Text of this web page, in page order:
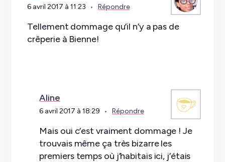
6 avril 2017 à 11:23 Répondre
Tellement dommage qu’il n’y a pas de
crêperie à Bienne!
Aline
6 avril 2017 à 18:29 Répondre
Mais oui c’est vraiment dommage ! Je
trouvais même ça très bizarre les
premiers temps où j’habitais ici, j’étais